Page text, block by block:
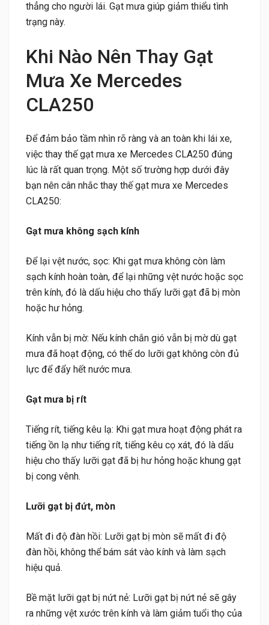
thẳng cho người lái. Gạt mưa giúp giảm thiểu tình
trạng này.
Khi Nào Nên Thay Gạt
Mưa Xe Mercedes
CLA250
Để đảm bảo tầm nhìn rõ ràng và an toàn khi lái xe,
việc thay thế gạt mưa xe Mercedes CLA250 đúng
lúc là rất quan trọng. Một số trường hợp dưới đây
bạn nên cân nhắc thay thế gạt mưa xe Mercedes
CLA250:
Gạt mưa không sạch kính
Để lại vệt nước, sọc: Khi gạt mưa không còn làm
sạch kính hoàn toàn, để lại những vệt nước hoặc sọc
trên kính, đó là dấu hiệu cho thấy lưỡi gạt đã bị mòn
hoặc hư hỏng.
Kính vẫn bị mờ: Nếu kính chắn gió vẫn bị mờ dù gạt
mưa đã hoạt động, có thể do lưỡi gạt không còn đủ
lực để đẩy hết nước mưa.
Gạt mưa bị rít
Tiếng rít, tiếng kêu lạ: Khi gạt mưa hoạt động phát ra
tiếng ồn lạ như tiếng rít, tiếng kêu cọ xát, đó là dấu
hiệu cho thấy lưỡi gạt đã bị hư hỏng hoặc khung gạt
bị cong vênh.
Lưỡi gạt bị đứt, mòn
Mất đi độ đàn hồi: Lưỡi gạt bị mòn sẽ mất đi độ
đàn hồi, không thể bám sát vào kính và làm sạch
hiệu quả.
Bề mặt lưỡi gạt bị nứt nẻ: Lưỡi gạt bị nứt nẻ sẽ gây
ra những vệt xước trên kính và làm giảm tuổi thọ của